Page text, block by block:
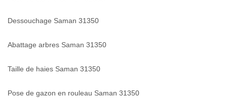
Dessouchage Saman 31350
Abattage arbres Saman 31350
Taille de haies Saman 31350
Pose de gazon en rouleau Saman 31350